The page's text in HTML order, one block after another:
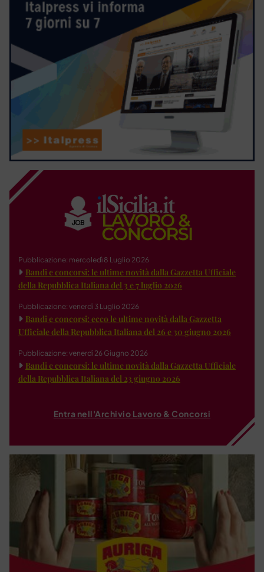
Pubblicazione: mercoledì 8 Luglio 2026
Bandi e concorsi: le ultime novità dalla Gazzetta Ufficiale
della Repubblica Italiana del 3 e 7 luglio 2026
Pubblicazione: venerdì 3 Luglio 2026
Bandi e concorsi: ecco le ultime novità dalla Gazzetta
Ufficiale della Repubblica Italiana del 26 e 30 giugno 2026
Pubblicazione: venerdì 26 Giugno 2026
Bandi e concorsi: le ultime novità dalla Gazzetta Ufficiale
della Repubblica Italiana del 23 giugno 2026
Entra nell'Archivio Lavoro & Concorsi